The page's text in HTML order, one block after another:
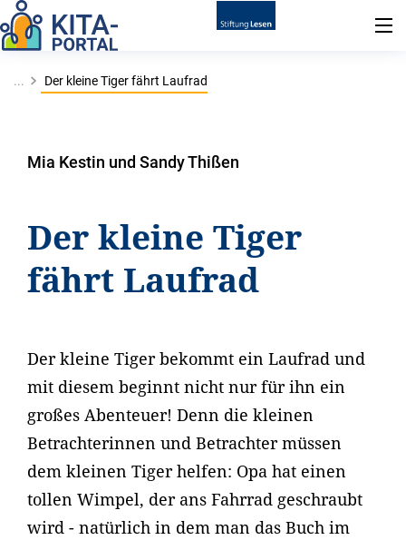
... Der kleine Tiger fährt Laufrad
Mia Kestin und Sandy Thißen
Der kleine Tiger
fährt Laufrad
Der kleine Tiger bekommt ein Laufrad und
mit diesem beginnt nicht nur für ihn ein
großes Abenteuer! Denn die kleinen
Betrachterinnen und Betrachter müssen
dem kleinen Tiger helfen: Opa hat einen
tollen Wimpel, der ans Fahrrad geschraubt
wird - natürlich in dem man das Buch im